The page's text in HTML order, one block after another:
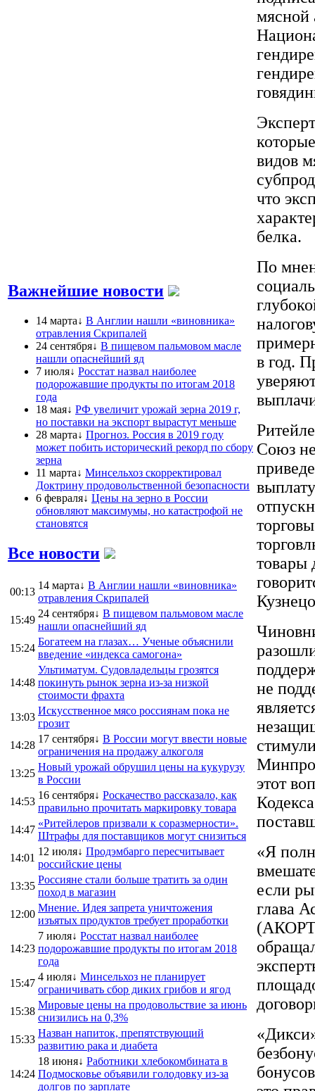
Важнейшие новости
14 марта↓ В Англии нашли «виновника»
отравления Скрипалей
24 сентября↓ В пищевом пальмовом масле
нашли опаснейший яд
7 июля↓ Росстат назвал наиболее
подорожавшие продукты по итогам 2018
года
18 мая↓ РФ увеличит урожай зерна 2019 г,
но поставки на экспорт вырастут меньше
28 марта↓ Прогноз. Россия в 2019 году
может побить исторический рекорд по сбору
зерна
11 марта↓ Минсельхоз скорректировал
Доктрину продовольственной безопасности
6 февраля↓ Цены на зерно в России
обновляют максимумы, но катастрофой не
становятся
Все новости
00:13
14 марта↓ В Англии нашли «виновника»
отравления Скрипалей
15:49
24 сентября↓ В пищевом пальмовом масле
нашли опаснейший яд
15:24
Богатеем на глазах… Ученые объяснили
введение «индекса самогона»
14:48
Ультиматум. Судовладельцы грозятся
покинуть рынок зерна из-за низкой
стоимости фрахта
13:03
Искусственное мясо россиянам пока не
грозит
14:28
17 сентября↓ В России могут ввести новые
ограничения на продажу алкоголя
13:25
Новый урожай обрушил цены на кукурузу
в России
14:53
16 сентября↓ Роскачество рассказало, как
правильно прочитать маркировку товара
14:47
«Ритейлеров призвали к соразмерности».
Штрафы для поставщиков могут снизиться
14:01
12 июля↓ Продэмбарго пересчитывает
российские цены
13:35
Россияне стали больше тратить за один
поход в магазин
12:00
Мнение. Идея запрета уничтожения
изъятых продуктов требует проработки
14:23
7 июля↓ Росстат назвал наиболее
подорожавшие продукты по итогам 2018
года
15:47
4 июля↓ Минсельхоз не планирует
ограничивать сбор диких грибов и ягод
15:38
Мировые цены на продовольствие за июнь
снизились на 0,3%
15:33
Назван напиток, препятствующий
развитию рака и диабета
14:24
18 июня↓ Работники хлебокомбината в
Подмосковье объявили голодовку из-за
долгов по зарплате
мясной
видов
что
белка.
По
в год.
Союз
товары
не
этот
«Я
если
глава